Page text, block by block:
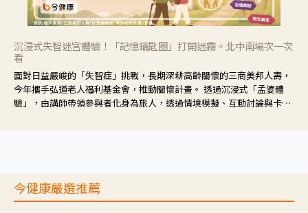
沉浸式失智迷宮體驗！「記憶鑰匙圈」打開迷霧。北中南場次一次
看
面對日益嚴峻的「失智症」挑戰，長期深耕高齡關懷的三商美邦人壽，
今年攜手弘道老人福利基金會，推動關懷計畫。 透過沉浸式「孟婆體
驗」，由講師帶領參與者化身為旅人，透過情境模擬、互動討論與卡牌
今健康嚴選推薦